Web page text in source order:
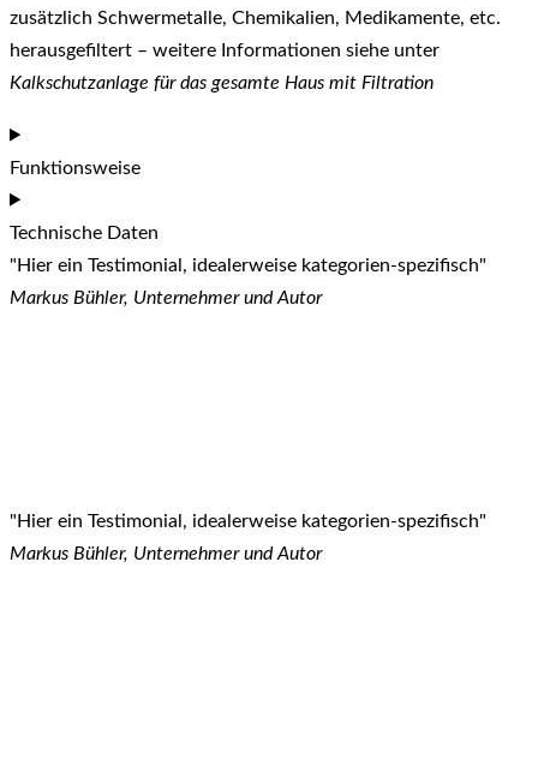
zusätzlich Schwermetalle, Chemikalien, Medikamente, etc.
herausgefiltert – weitere Informationen siehe unter
Kalkschutzanlage für das gesamte Haus mit Filtration
Funktionsweise
Technische Daten
"Hier ein Testimonial, idealerweise kategorien-spezifisch"
Markus Bühler, Unternehmer und Autor
"Hier ein Testimonial, idealerweise kategorien-spezifisch"
Markus Bühler, Unternehmer und Autor